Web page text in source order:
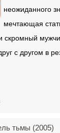
неожиданного
мечтающая
скромный
с другом в
тьмы (2005)